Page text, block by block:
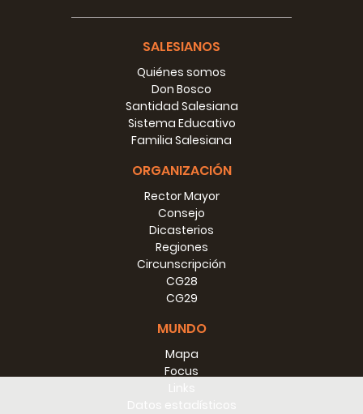
SALESIANOS
Quiénes somos
Don Bosco
Santidad Salesiana
Sistema Educativo
Familia Salesiana
ORGANIZACIÓN
Rector Mayor
Consejo
Dicasterios
Regiones
Circunscripción
CG28
CG29
MUNDO
Mapa
Focus